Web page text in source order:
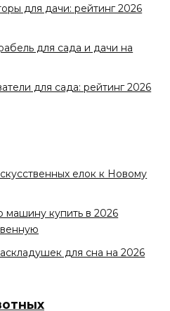
для дачи: рейтинг 2026
для сада и дачи на
для сада: рейтинг 2026
елок к Новому
машину купить в 2026
для сна на 2026